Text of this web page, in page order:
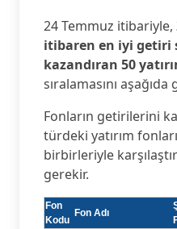
24 Temmuz itibariyle,
itibaren en iyi getiri
kazandıran 50
sıralamasını
Fonların getirilerini
türdeki yatırım
birbirleriyle
gerekir.
Fon
Kodu
Fon Adı